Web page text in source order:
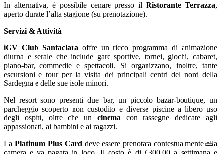
In alternativa, è possibile cenare presso ilRistorante Terrazza,
aperto durate l’alta stagione (su prenotazione).
Servizi & Attività
iGV Club Santaclara offre un ricco programma di animazione
diurna e serale che include gare sportive, tornei, giochi, cabaret,
piano-bar, commedie e spettacoli. Si organizzano, inoltre, tante
escursioni e tour per la visita dei principali centri del nord della
Sardegna e delle sue isole minori.
Nel resort sono presenti due bar, un piccolo bazar-boutique, un
parcheggio scoperto non custodito e diverse piscine a libero uso
degli ospiti, oltre che un cinema con rassegne dedicate agli
appassionati, ai bambini e ai ragazzi.
La Platinum Plus Card deve essere prenotata contestualmente alla
camera e va pagata in loco. Il costo è di €300,00 a settimana e